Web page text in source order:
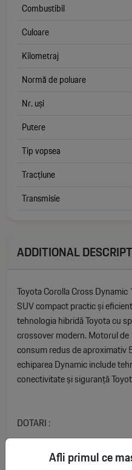
Combustibil
Culoare
Kilometraj
Normă de poluare
Nr. uși
Putere
Tip vopsea
Tracțiune
Transmisie
ADDITIONAL
Toyota Corolla Cross
SUV compact practic și
tehnologia hibridă Toyota cu
crossover modern. Motorul
consum redus de
echiparea Dynamic include
conectivitate și siguranță
DOTARI :
EXTERIOR :Afli primul ce